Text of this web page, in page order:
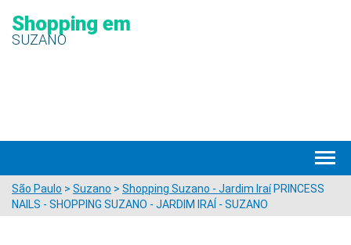
Shopping em
SUZANO
São Paulo > Suzano > Shopping Suzano - Jardim IraíPRINCESS
NAILS - SHOPPING SUZANO - JARDIM IRAÍ - SUZANO